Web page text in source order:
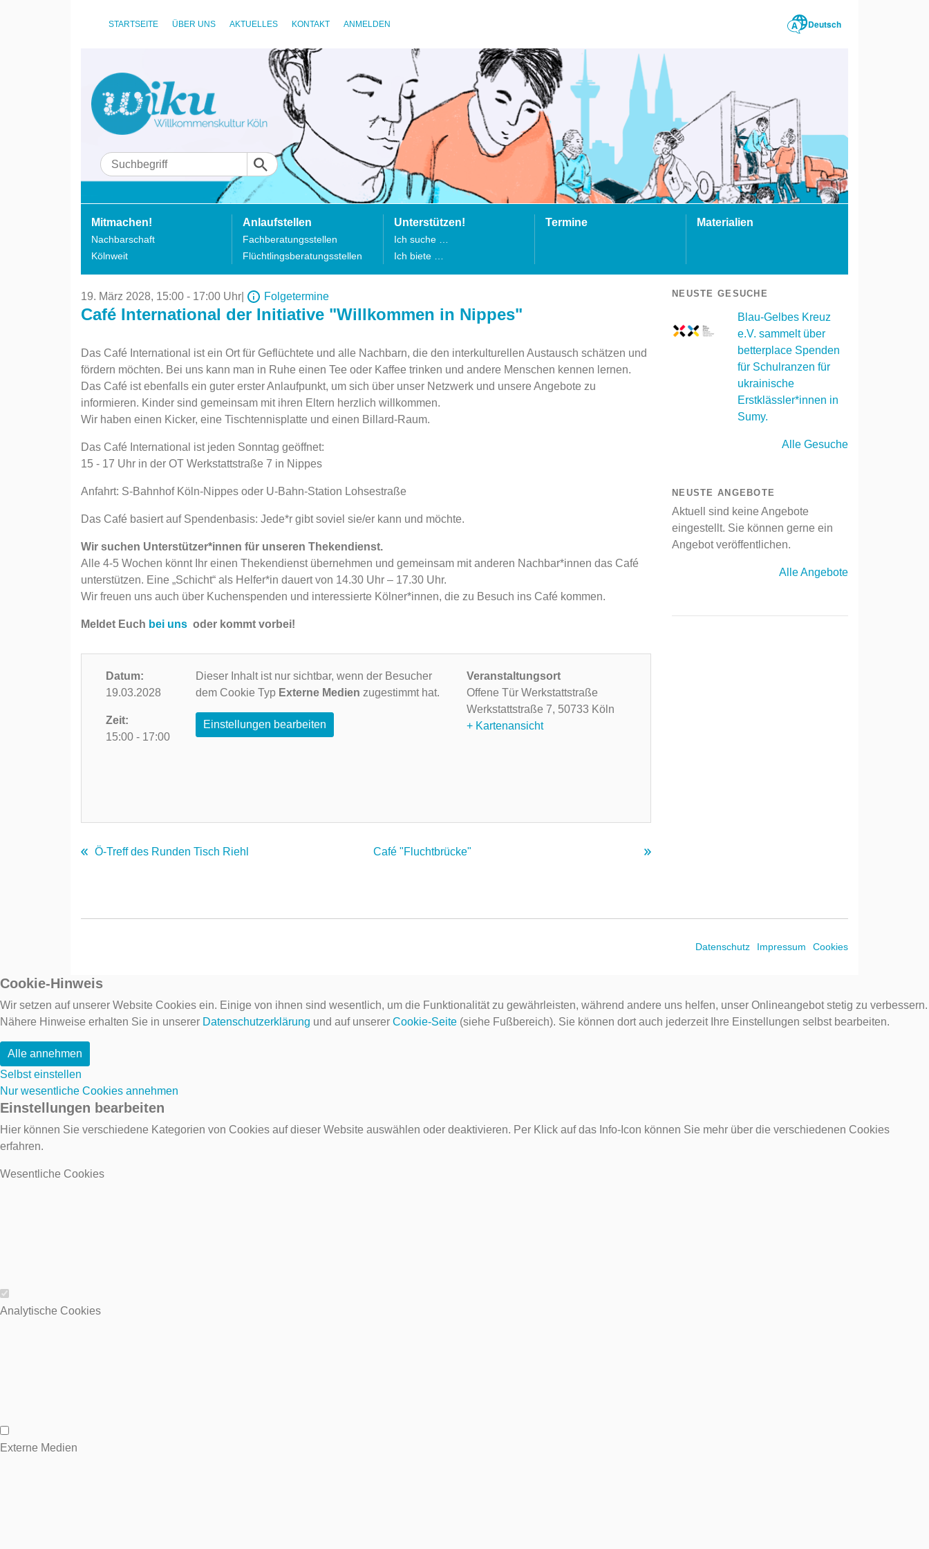
STARTSEITE ÜBER UNS AKTUELLES KONTAKT ANMELDEN Deutsch
Mitmachen!
Nachbarschaft
Kölnweit
Anlaufstellen
Fachberatungsstellen
Flüchtlingsberatungsstellen
Unterstützen!
Ich suche …
Ich biete …
Termine Materialien
19. März 2028, 15:00 - 17:00 Uhr Folgetermine
Café International der Initiative "Willkommen in Nippes"
Das Café International ist ein Ort für Geflüchtete und alle Nachbarn, die den interkulturellen Austausch schätzen und
fördern möchten. Bei uns kann man in Ruhe einen Tee oder Kaffee trinken und andere Menschen kennen lernen.
Das Café ist ebenfalls ein guter erster Anlaufpunkt, um sich über unser Netzwerk und unsere Angebote zu
informieren. Kinder sind gemeinsam mit ihren Eltern herzlich willkommen.
Wir haben einen Kicker, eine Tischtennisplatte und einen Billard-Raum.
Das Café International ist jeden Sonntag geöffnet:
15 - 17 Uhr in der OT Werkstattstraße 7 in Nippes
Anfahrt: S-Bahnhof Köln-Nippes oder U-Bahn-Station Lohsestraße
Das Café basiert auf Spendenbasis: Jede*r gibt soviel sie/er kann und möchte.
Wir suchen Unterstützer*innen für unseren Thekendienst.
Alle 4-5 Wochen könnt Ihr einen Thekendienst übernehmen und gemeinsam mit anderen Nachbar*innen das Café
unterstützen. Eine „Schicht“ als Helfer*in dauert von 14.30 Uhr – 17.30 Uhr.
Wir freuen uns auch über Kuchenspenden und interessierte Kölner*innen, die zu Besuch ins Café kommen.
Meldet Euch bei uns oder kommt vorbei!
Datum:
19.03.2028
Zeit:
15:00 - 17:00
Dieser Inhalt ist nur sichtbar, wenn der Besucher
dem Cookie Typ Externe Medien zugestimmt hat.
Einstellungen bearbeiten
Veranstaltungsort
Offene Tür Werkstattstraße
Werkstattstraße 7, 50733 Köln
+ Kartenansicht
Ö-Treff des Runden Tisch Riehl Café "Fluchtbrücke"
NEUSTE GESUCHE
Blau-Gelbes Kreuz
e.V. sammelt über
betterplace Spenden
für Schulranzen für
ukrainische
Erstklässler*innen in
Sumy.
Alle Gesuche
NEUSTE ANGEBOTE
Aktuell sind keine Angebote
eingestellt. Sie können gerne ein
Angebot veröffentlichen.
Alle Angebote
Datenschutz Impressum Cookies
Cookie-Hinweis
Wir setzen auf unserer Website Cookies ein. Einige von ihnen sind wesentlich, um die Funktionalität zu gewährleisten, während andere uns helfen, unser Onlineangebot stetig zu verbessern.
Nähere Hinweise erhalten Sie in unserer Datenschutzerklärung und auf unserer Cookie-Seite (siehe Fußbereich). Sie können dort auch jederzeit Ihre Einstellungen selbst bearbeiten.
Alle annehmen
Selbst einstellen
Nur wesentliche Cookies annehmen
Einstellungen bearbeiten
Hier können Sie verschiedene Kategorien von Cookies auf dieser Website auswählen oder deaktivieren. Per Klick auf das Info-Icon können Sie mehr über die verschiedenen Cookies
erfahren.
Wesentliche Cookies
Wesentliche Cookies
Analytische Cookies
Analytische Cookies
Externe Medien